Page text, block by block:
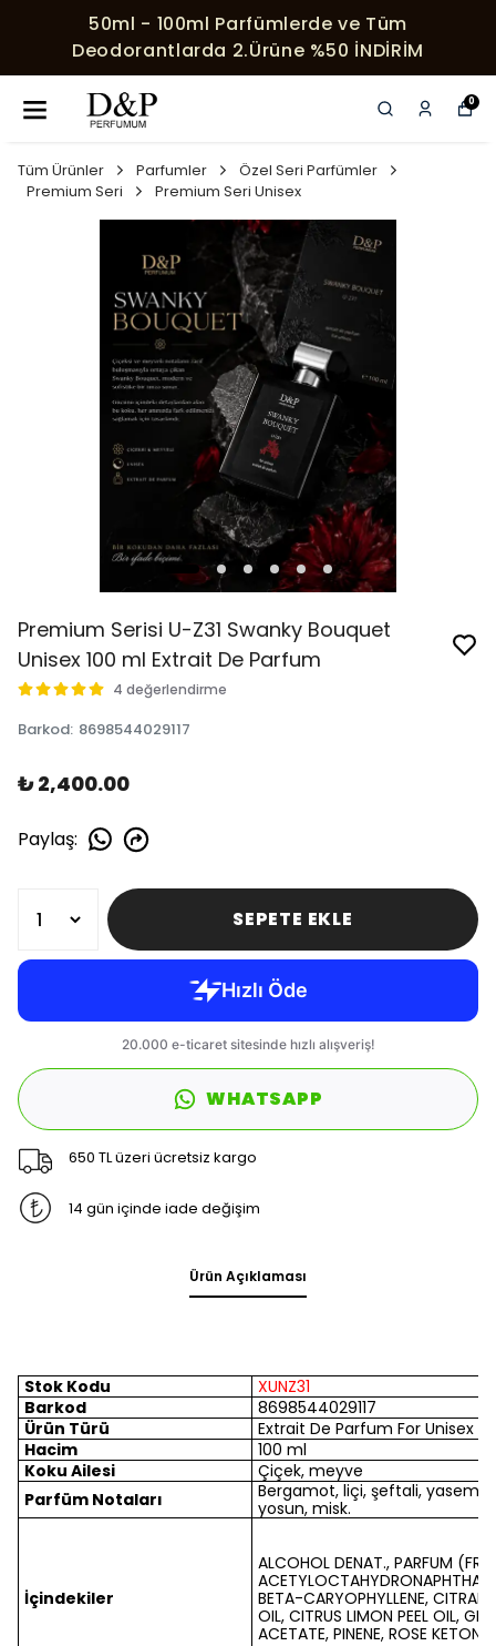
- 100ml Parfümlerde ve Tüm
2.Ürüne %50 İNDİRİM
0
Tüm Ürünler Parfumler
Özel Seri Parfümler
Premium Seri
Premium Seri Unisex
Premium Serisi U-Z31 Swanky Bouquet
Unisex 100 ml Extrait De Parfum
4 değerlendirme
Barkod: 8698544029117
₺ 2,400.00
Paylaş:
SEPETE EKLE
WHATSAPP
650 TL üzeri ücretsiz kargo
14 gün içinde iade değişim
Ürün Açıklaması
Stok Kodu
XUNZ31
Barkod
8698544029117
Ürün Türü
Extrait De Parfum For Unisex
Hacim
100 ml
Koku Ailesi
Çiçek, meyve
Parfüm Notaları
Bergamot, liçi, şeftali,
yosun, misk.
İçindekiler
ALCOHOL DENAT., PARFUM
BETA-CARYOPHYLLENE,
OIL, CITRUS LIMON PEEL OIL,
ACETATE, PINENE, ROSE